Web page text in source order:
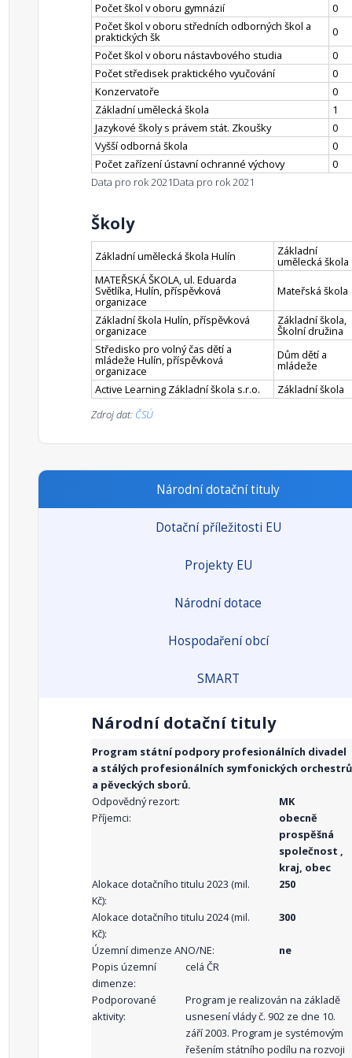
Počet škol v oboru gymnázií
0
Počet škol v oboru středních odborných škol a
praktických šk
0
Počet škol v oboru nástavbového studia
0
Počet středisek praktického vyučování
0
Konzervatoře
0
Základní umělecká škola
1
Jazykové školy s právem stát. Zkoušky
0
Vyšší odborná škola
0
Počet zařízení ústavní ochranné výchovy
0
Data pro rok 2021Data pro rok 2021
Školy
Základní umělecká škola Hulín Základní
umělecká škola
MATEŘSKÁ ŠKOLA, ul. Eduarda
Světlíka, Hulín, příspěvková
organizace
Mateřská škola
Základní škola Hulín, příspěvková
organizace
Základní škola,
Školní družina
Středisko pro volný čas dětí a
mládeže Hulín, příspěvková
organizace
Dům dětí a
mládeže
Active Learning Základní škola s.r.o.
Základní škola
Zdroj dat: ČSÚ
Národní dotační tituly
Dotační příležitosti EU
Projekty EU
Národní dotace
Hospodaření obcí
SMART
Národní dotační tituly
Program státní podpory profesionálních divadel
a stálých profesionálních symfonických orchestrů
a pěveckých sborů.
Odpovědný rezort:
MK
Příjemci:
obecně
prospěšná
společnost ,
kraj, obec
Alokace dotačního titulu 2023 (mil.
Kč):
250
Alokace dotačního titulu 2024 (mil.
Kč):
300
Územní dimenze ANO/NE:
ne
Popis územní
dimenze:
celá ČR
Podporované
aktivity:
Program je realizován na základě
usnesení vlády č. 902 ze dne 10.
září 2003. Program je systémovým
řešením státního podílu na rozvoji